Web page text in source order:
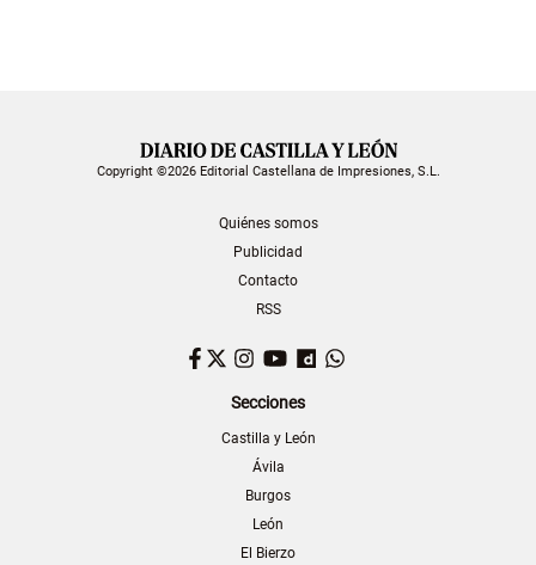
Copyright ©2026 Editorial Castellana de Impresiones, S.L.
Quiénes somos
Publicidad
Contacto
RSS
Facebook
TwitterInstagram
YouTubeDailymotion
Secciones
Castilla y León
Ávila
Burgos
León
El Bierzo